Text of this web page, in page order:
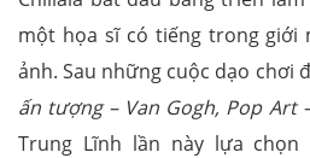
một họa sĩ có tiếng trong giới
ảnh. Sau những cuộc dạo chơi
ấn tượng – Van Gogh, Pop Art
Trung Lĩnh lần này lựa